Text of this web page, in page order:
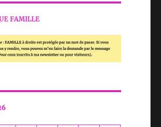
FAMILLE